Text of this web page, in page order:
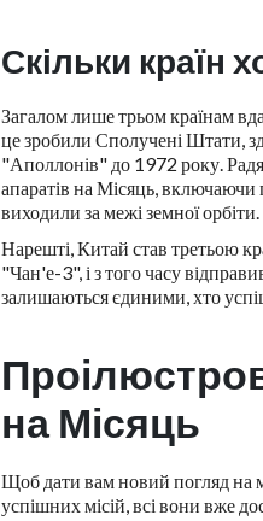
Скільки країн
Загалом лише трьом країнам
це зробили Сполучені Штати,
"Аполлонів" до 1972 року.
апаратів на Місяць, включаючи
виходили за межі земної орбіти.
Нарешті, Китай став третьою
"Чан'е-3", і з того часу
залишаються єдиними, хто
на Місяць
Щоб дати вам новий погляд на
успішних місій, всі вони вже